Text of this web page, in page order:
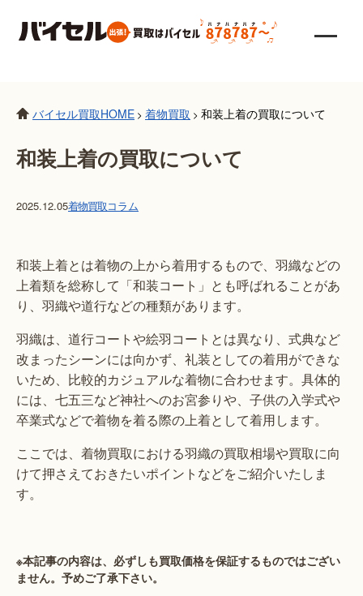
バイセル買取HOME > 着物買取 > 和装上着の買取について
和装上着の買取について
2025.12.05着物買取コラム
和装上着とは着物の上から着用するもので、羽織などの
上着類を総称して「和装コート」とも呼ばれることがあ
り、羽織や道行などの種類があります。
羽織は、道行コートや絵羽コートとは異なり、式典など
改まったシーンには向かず、礼装としての着用ができな
いため、比較的カジュアルな着物に合わせます。具体的
には、七五三など神社へのお宮参りや、子供の入学式や
卒業式などで着物を着る際の上着として着用します。
ここでは、着物買取における羽織の買取相場や買取に向
けて押さえておきたいポイントなどをご紹介いたしま
す。
※本記事の内容は、必ずしも買取価格を保証するものではござい
ません。予めご了承下さい。